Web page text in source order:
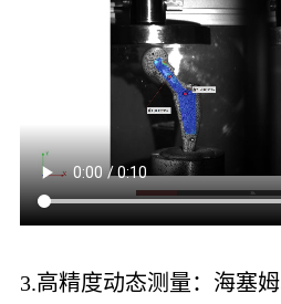
3.高精度动态测量：海塞